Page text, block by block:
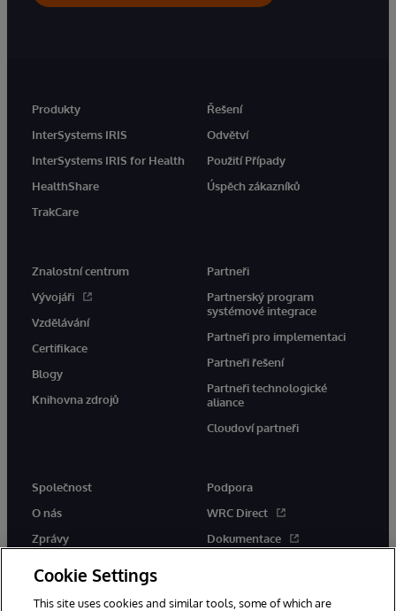
Produkty
InterSystems IRIS
InterSystems IRIS for Health
HealthShare
TrakCare
Řešení
Odvětví
Použití Případy
Úspěch zákazníků
Znalostní centrum
Vývojáři
Vzdělávání
Certifikace
Blogy
Knihovna zdrojů
Partneři
Partnerský program
systémové integrace
Partneři pro implementaci
Partneři řešení
Partneři technologické
aliance
Cloudoví partneři
Společnost
O nás
Zprávy
Podpora
WRC Direct
Dokumentace
Cookie Settings
This site uses cookies and similar tools, some of which are